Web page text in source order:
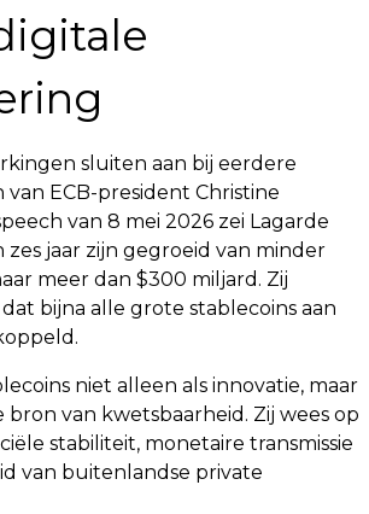
sluiten aan bij eerdere
ECB-president Christine
van 8 mei 2026 zei Lagarde
zes jaar zijn gegroeid van minder
meer dan $300 miljard. Zij
bijna alle grote stablecoins aan
niet alleen als innovatie, maar
bron van kwetsbaarheid. Zij wees op
stabiliteit, monetaire transmissie
van buitenlandse private